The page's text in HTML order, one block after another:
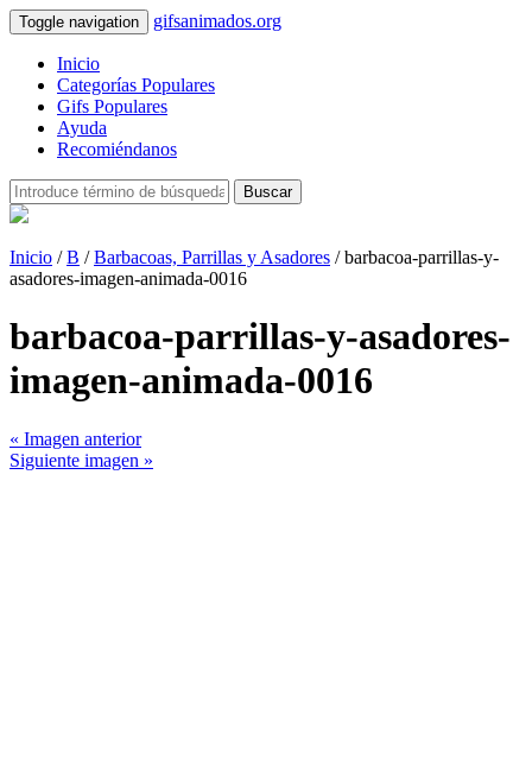
Toggle navigation gifsanimados.org
Inicio
Categorías Populares
Gifs Populares
Ayuda
Recomiéndanos
Buscar
Inicio /B /Barbacoas, Parrillas y Asadores / barbacoa-parrillas-y-
asadores-imagen-animada-0016
barbacoa-parrillas-y-asadores-
imagen-animada-0016
« Imagen anterior
Siguiente imagen »